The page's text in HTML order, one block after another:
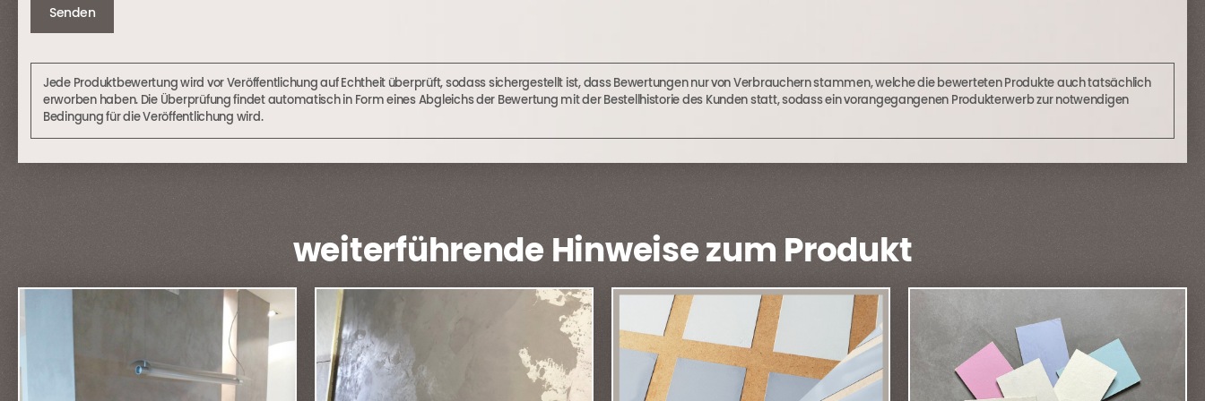
Jede Produktbewertung wird vor Veröffentlichung auf Echtheit überprüft, sodass sichergestellt ist, dass Bewertungen nur von Verbrauchern stammen, welche die bewerteten Produkte auch tatsächlich
erworben haben. Die Überprüfung findet automatisch in Form eines Abgleichs der Bewertung mit der Bestellhistorie des Kunden statt, sodass ein vorangegangenen Produkterwerb zur notwendigen
Bedingung für die Veröffentlichung wird.
weiterführende Hinweise zum Produkt